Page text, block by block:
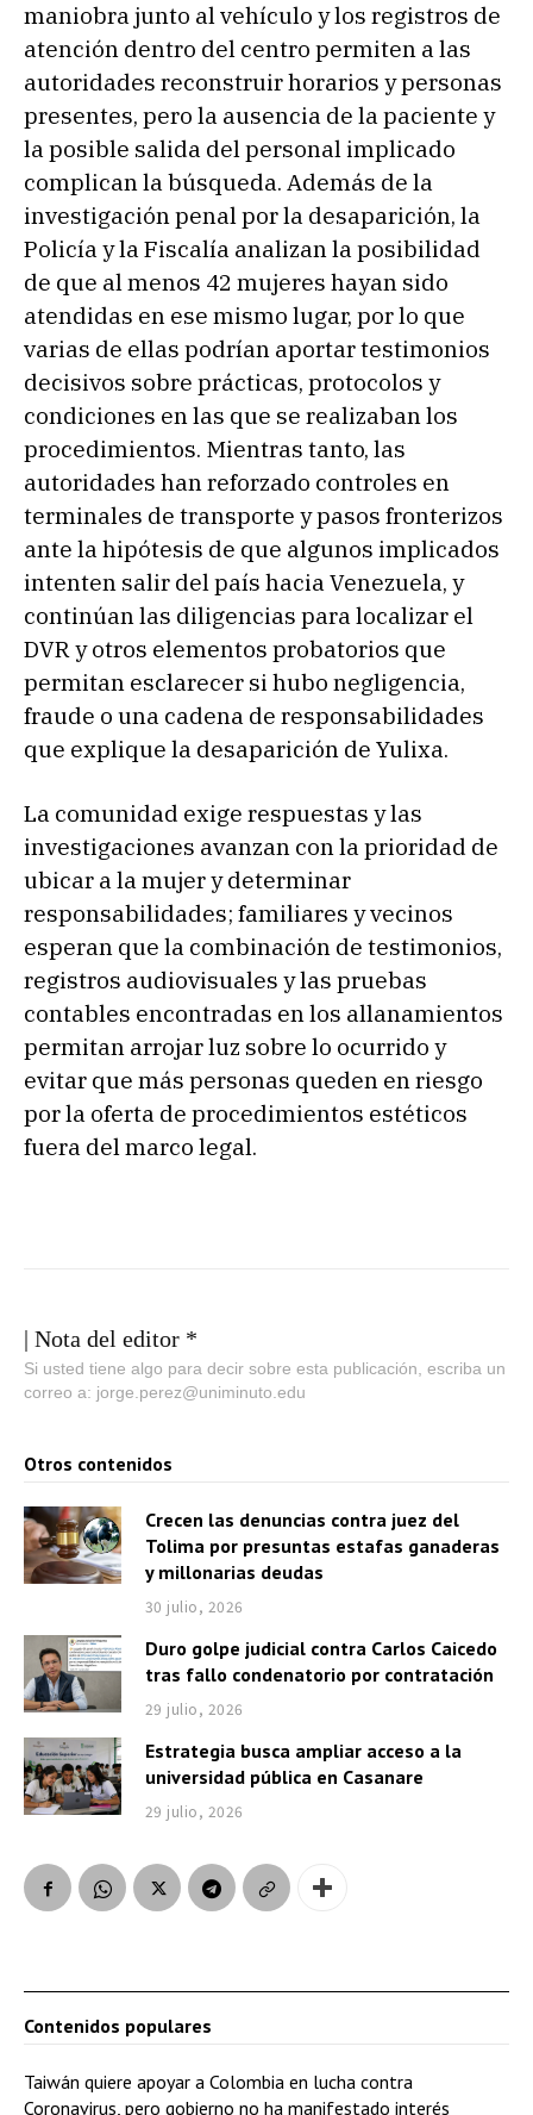
maniobra junto al vehículo y los registros de
atención dentro del centro permiten a las
autoridades reconstruir horarios y personas
presentes, pero la ausencia de la paciente y
la posible salida del personal implicado
complican la búsqueda. Además de la
investigación penal por la desaparición, la
Policía y la Fiscalía analizan la posibilidad
de que al menos 42 mujeres hayan sido
atendidas en ese mismo lugar, por lo que
varias de ellas podrían aportar testimonios
decisivos sobre prácticas, protocolos y
condiciones en las que se realizaban los
procedimientos. Mientras tanto, las
autoridades han reforzado controles en
terminales de transporte y pasos fronterizos
ante la hipótesis de que algunos implicados
intenten salir del país hacia Venezuela, y
continúan las diligencias para localizar el
DVR y otros elementos probatorios que
permitan esclarecer si hubo negligencia,
fraude o una cadena de responsabilidades
que explique la desaparición de Yulixa.
La comunidad exige respuestas y las
investigaciones avanzan con la prioridad de
ubicar a la mujer y determinar
responsabilidades; familiares y vecinos
esperan que la combinación de testimonios,
registros audiovisuales y las pruebas
contables encontradas en los allanamientos
permitan arrojar luz sobre lo ocurrido y
evitar que más personas queden en riesgo
por la oferta de procedimientos estéticos
fuera del marco legal.
| Nota del editor *
Si usted tiene algo para decir sobre esta publicación, escriba un
correo a: jorge.perez@uniminuto.edu
Otros contenidos
Crecen las denuncias contra juez del
Tolima por presuntas estafas ganaderas
y millonarias deudas
30 julio, 2026
Duro golpe judicial contra Carlos Caicedo
tras fallo condenatorio por contratación
29 julio, 2026
Estrategia busca ampliar acceso a la
universidad pública en Casanare
29 julio, 2026
Contenidos populares
Taiwán quiere apoyar a Colombia en lucha contra
Coronavirus, pero gobierno no ha manifestado interés